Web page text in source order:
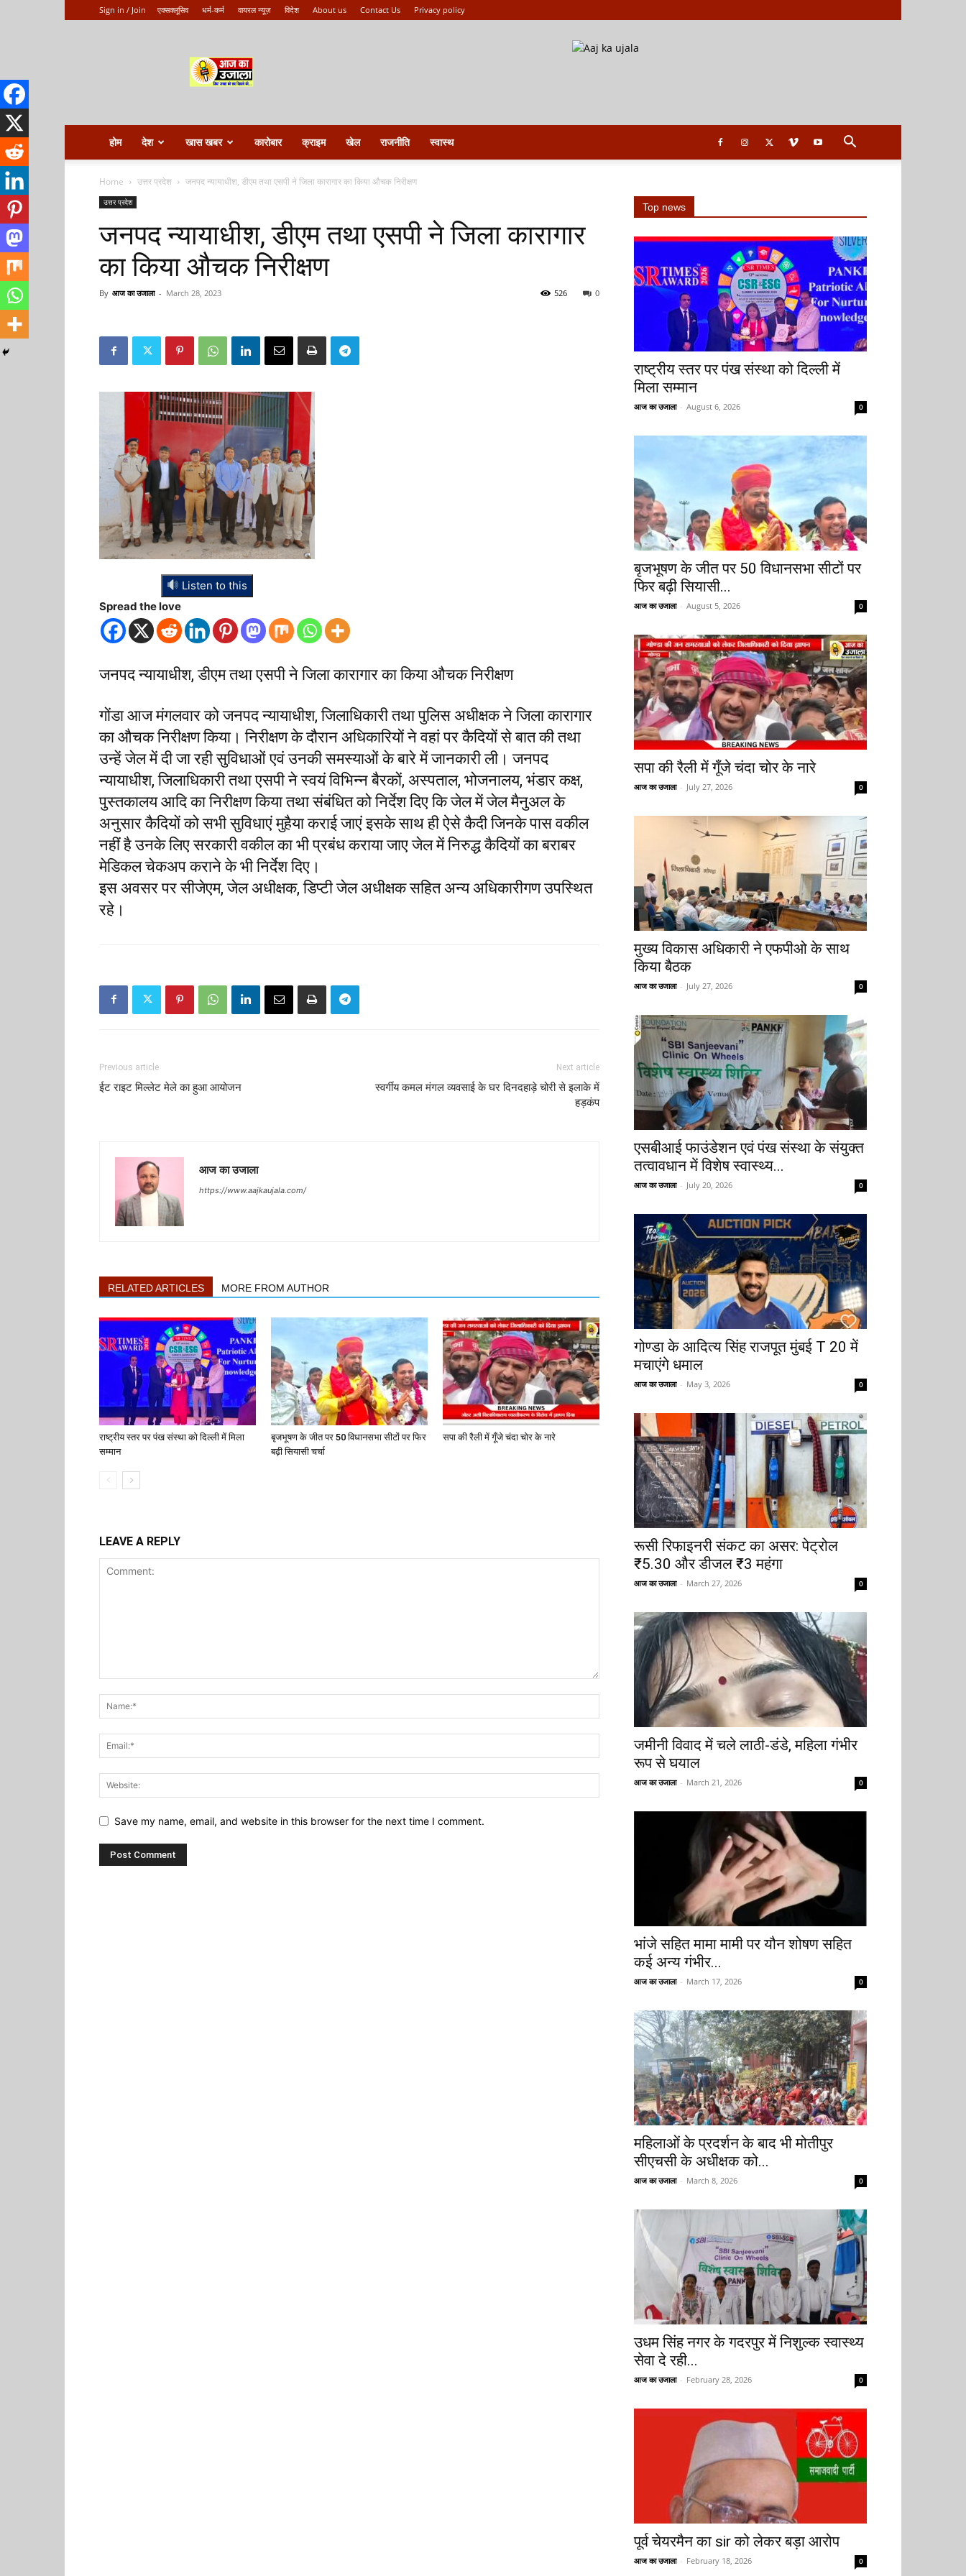
Sign in / Join एक्सक्लूसिव धर्म-कर्म वायरल न्यूज़ विदेश About us Contact Us Privacy policy
ka
ujala
होम देश खास खबर कारोबार क्राइम खेल राजनीति स्वास्थ
Home उत्तर प्रदेश जनपद न्यायाधीश, डीएम तथा एसपी ने जिला कारागार का किया औचक निरीक्षण
उत्तर प्रदेश
जनपद न्यायाधीश, डीएम तथा एसपी ने जिला कारागार
का किया औचक निरीक्षण
By आज का उजाला - March 28, 2023 0
526
Listen to this
Spread the love
जनपद न्यायाधीश, डीएम तथा एसपी ने जिला कारागार का किया औचक निरीक्षण
गोंडा आज मंगलवार को जनपद न्यायाधीश, जिलाधिकारी तथा पुलिस अधीक्षक ने जिला कारागार
का औचक निरीक्षण किया। निरीक्षण के दौरान अधिकारियों ने वहां पर कैदियों से बात की तथा
उन्हें जेल में दी जा रही सुविधाओं एवं उनकी समस्याओं के बारे में जानकारी ली। जनपद
न्यायाधीश, जिलाधिकारी तथा एसपी ने स्वयं विभिन्न बैरकों, अस्पताल, भोजनालय, भंडार कक्ष,
पुस्तकालय आदि का निरीक्षण किया तथा संबंधित को निर्देश दिए कि जेल में जेल मैनुअल के
अनुसार कैदियों को सभी सुविधाएं मुहैया कराई जाएं इसके साथ ही ऐसे कैदी जिनके पास वकील
नहीं है उनके लिए सरकारी वकील का भी प्रबंध कराया जाए जेल में निरुद्ध कैदियों का बराबर
मेडिकल चेकअप कराने के भी निर्देश दिए।
इस अवसर पर सीजेएम, जेल अधीक्षक, डिप्टी जेल अधीक्षक सहित अन्य अधिकारीगण उपस्थित
रहे।
Previous article
ईट राइट मिल्लेट मेले का हुआ आयोजन
Next article
स्वर्गीय कमल मंगल व्यवसाई के घर दिनदहाड़े चोरी से इलाके में
हड़कंप
आज का उजाला
https://www.aajkaujala.com/
RELATED ARTICLES MORE FROM AUTHOR
राष्ट्रीय स्तर पर पंख संस्था को दिल्ली में मिला
सम्मान
बृजभूषण के जीत पर 50 विधानसभा सीटों पर फिर
बढ़ी सियासी चर्चा
सपा की रैली में गूँजे चंदा चोर के नारे
LEAVE A REPLY
Save my name, email, and website in this browser for the next time I comment.
Top news
राष्ट्रीय स्तर पर पंख संस्था को दिल्ली में
मिला सम्मान
आज का उजाला - August 6, 2026 0
बृजभूषण के जीत पर 50 विधानसभा सीटों पर
फिर बढ़ी सियासी...
आज का उजाला - August 5, 2026 0
सपा की रैली में गूँजे चंदा चोर के नारे
आज का उजाला - July 27, 2026 0
मुख्य विकास अधिकारी ने एफपीओ के साथ
किया बैठक
आज का उजाला - July 27, 2026 0
एसबीआई फाउंडेशन एवं पंख संस्था के संयुक्त
तत्वावधान में विशेष स्वास्थ्य...
आज का उजाला - July 20, 2026 0
गोण्डा के आदित्य सिंह राजपूत मुंबई T 20 में
मचाएंगे धमाल
आज का उजाला - May 3, 2026 0
रूसी रिफाइनरी संकट का असर: पेट्रोल
₹5.30 और डीजल ₹3 महंगा
आज का उजाला - March 27, 2026 0
जमीनी विवाद में चले लाठी-डंडे, महिला गंभीर
रूप से घयाल
आज का उजाला - March 21, 2026 0
भांजे सहित मामा मामी पर यौन शोषण सहित
कई अन्य गंभीर...
आज का उजाला - March 17, 2026 0
महिलाओं के प्रदर्शन के बाद भी मोतीपुर
सीएचसी के अधीक्षक को...
आज का उजाला - March 8, 2026 0
उधम सिंह नगर के गदरपुर में निशुल्क स्वास्थ्य
सेवा दे रही...
आज का उजाला - February 28, 2026 0
पूर्व चेयरमैन का sir को लेकर बड़ा आरोप
आज का उजाला - February 18, 2026 0